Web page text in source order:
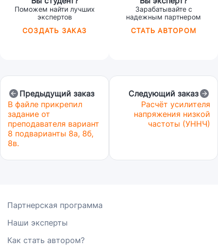
Поможем найти лучших
экспертов
СОЗДАТЬ ЗАКАЗ
Зарабатывайте с
надежным партнером
СТАТЬ АВТОРОМ
Предыдущий заказ
В файле прикрепил
задание от
преподавателя вариант
8 подварианты 8а, 8б,
8в.
Следующий заказ
Расчёт усилителя
напряжения низкой
частоты (УННЧ)
Партнерская программа
Наши эксперты
Как стать автором?